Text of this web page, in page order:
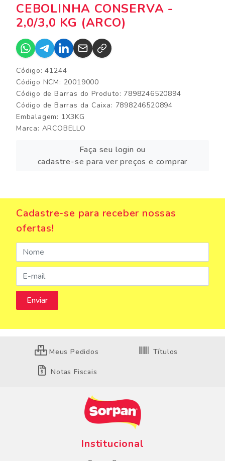
CEBOLINHA CONSERVA -
2,0/3,0 KG (ARCO)
Código: 41244
Código NCM: 20019000
Código de Barras do Produto: 7898246520894
Código de Barras da Caixa: 7898246520894
Embalagem: 1X3KG
Marca: ARCOBELLO
Faça seu login ou
cadastre-se para ver preços e comprar
Cadastre-se para receber nossas
ofertas!
Meus Pedidos Títulos
Notas Fiscais
Institucional